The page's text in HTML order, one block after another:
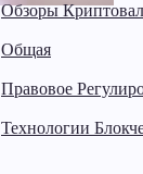
Обзоры
Общая
Правовое
Технологии